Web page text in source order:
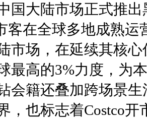
国大陆市场正式推
客在全球多地成熟
市场，在延续其核
最高的3%力度，为
会籍还叠加跨场景
，也标志着Costco